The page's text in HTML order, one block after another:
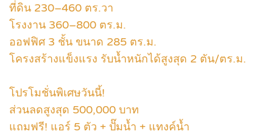
ที่ดิน 230–460 ตร.วา
โรงงาน 360–800 ตร.ม.
ออฟฟิศ 3 ชั้น ขนาด 285 ตร.ม.
โครงสร้างแข็งแรง รับน้ำหนักได้สูงสุด 2 ตัน/ตร.ม.
โปรโมชั่นพิเศษวันนี้!
ส่วนลดสูงสุด 500,000 บาท
แถมฟรี! แอร์ 5 ตัว + ปั๊มน้ำ + แทงค์น้ำ